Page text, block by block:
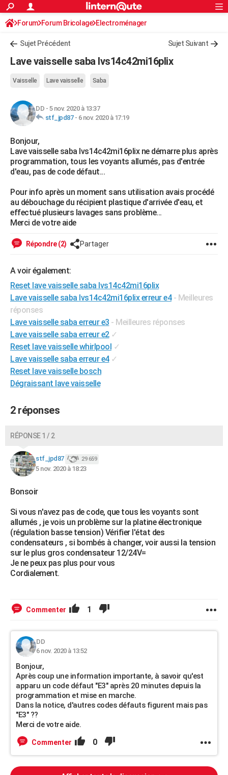
ACTUALITÉS
Politique
Société
Faits Divers
Education
Monde
Villes
+
Essais
Réserver un essai
Citadines
Berlines
SUV
Forum auto
+HIGH-TECH
BRICOLAGE
Forum
Aménagement intérieur
Extérieur
Cuisine
Salle de bains
Jardinage
Rangement
Guides de France
Escapades
Patrimoine
Expositions
Musées
Week-end nature
+LIFESTYLE
Art de vivre
Bien-être
Loisirs
Mode
Modes de vie
SANTE
Alimentation
Guide de la santé
Maladies
Médicaments
Sommeil
VOYAGE
Destinations
City break
Voyage nature
Voyage de noces
Forum
Climat
PHOTO
BONS PLANS
CARTE DE VOEUX
Carte de Noël
Carte Bonne année
Carte Saint-Valentin
Carte Pâques
Carte d'anniversaire
DICTIONNAIRE
Dictionnaire
Biographies
Citations
Expressions
Proverbes
PROGRAMME TV
COPAINS D'AVANT
S'inscrire
Se connecter
Lycées
Collèges
Primaires
Universités
Entreprises
Service militaire
Avis de recherche
AVIS DE DÉCÈS
FORUM
S'inscrire
Connexion
Forum Forum Bricolage Electroménager
Sujet Précédent Sujet Suivant
Lave vaisselle saba lvs14c42mi16plix
Vaisselle Lave vaisselle Saba
DD - 5 nov. 2020 à 13:37
stf_jpd87- 6 nov. 2020 à 17:19
Bonjour,
Lave vaisselle saba lvs14c42mi16plix ne démarre plus après
programmation, tous les voyants allumés, pas d'entrée
d'eau, pas de code défaut...
Pour info après un moment sans utilisation avais procédé
au débouchage du récipient plastique d'arrivée d'eau, et
effectué plusieurs lavages sans problème...
Merci de votre aide
Répondre (2) Partager
A voir également:
Reset lave vaisselle saba lvs14c42mi16plix
Lave vaisselle saba lvs14c42mi16plix erreur e4 - Meilleures
réponses
Lave vaisselle saba erreur e3 - Meilleures réponses
Lave vaisselle saba erreur e2 ✓
Reset lave vaisselle whirlpool ✓
Lave vaisselle saba erreur e4 ✓
Reset lave vaisselle bosch
Dégraissant lave vaisselle
2 réponses
RÉPONSE 1 / 2
stf_jpd87 29 659
5 nov. 2020 à 18:23
Bonsoir
Si vous n'avez pas de code, que tous les voyants sont
allumés , je vois un problème sur la platine électronique
(régulation basse tension) Vérifier l'état des
condensateurs , si bombés à changer, voir aussi la tension
sur le plus gros condensateur 12/24V=
Je ne peux pas plus pour vous
Cordialement.
Commenter 1
DD
6 nov. 2020 à 13:52
Bonjour,
Après coup une information importante, à savoir qu'est
apparu un code défaut "E3" après 20 minutes depuis la
programmation et mise en marche.
Dans la notice, d'autres codes défauts figurent mais pas
"E3" ??
Merci de votre aide.
Commenter 0